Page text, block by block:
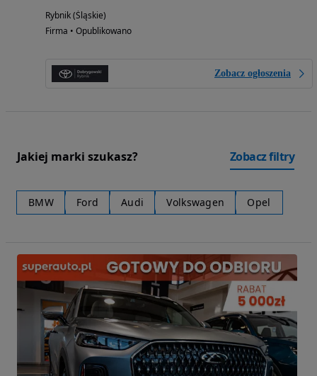
Rybnik (Śląskie)
Firma • Opublikowano
Zobacz ogłoszenia
Jakiej marki szukasz? Zobacz filtry
BMW Ford Audi Volkswagen Opel